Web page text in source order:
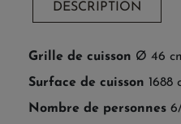
DESCRIPTION
Grille de cuisson Ø 46
Surface de cuisson 1688
Nombre de personnes